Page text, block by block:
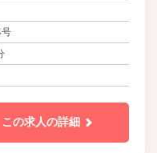
この求人の詳細